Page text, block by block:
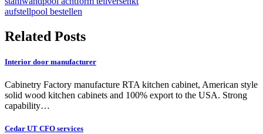
aufstellpool bestellen
Related Posts
Interior door manufacturer
Cabinetry Factory manufacture RTA kitchen cabinet, American style
solid wood kitchen cabinets and 100% export to the USA. Strong
capability…
Cedar UT CFO services